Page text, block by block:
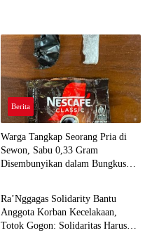
Berita
Warga Tangkap Seorang Pria di
Sewon, Sabu 0,33 Gram
Disembunyikan dalam Bungkus
Berita
Ra’Nggagas Solidarity Bantu
Anggota Korban Kecelakaan,
Totok Gogon: Solidaritas Harus